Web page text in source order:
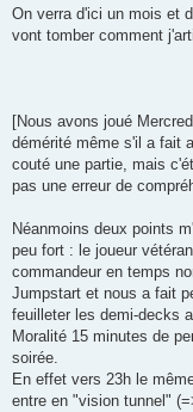
On verra d'ici un mois et
vont tomber comment
[Nous avons joué
démérité même s'il a fait
couté une partie, mais
pas une erreur de
Néanmoins deux points
peu fort : le joueur
commandeur en temps
Jumpstart et nous a fait
feuilleter les demi-decks
Moralité 15 minutes de
soirée.
En effet vers 23h le
entre en "vision tunnel"